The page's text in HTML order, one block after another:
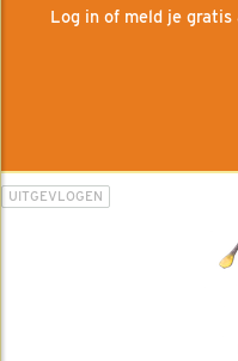
Log in of meld je
UITGEVLOGEN